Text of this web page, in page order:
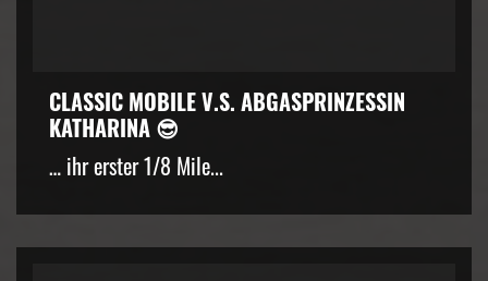
CLASSIC MOBILE V.S. ABGASPRINZESSIN
KATHARINA 😎
… ihr erster 1/8 Mile...